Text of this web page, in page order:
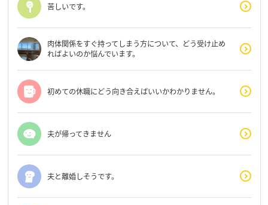
苦しいです。
肉体関係をすぐ持ってしまう方について、どう受け止め
ればよいのか悩んでいます。
初めての休職にどう向き合えばいいかわかりません。
夫が帰ってきません
夫と離婚しそうです。